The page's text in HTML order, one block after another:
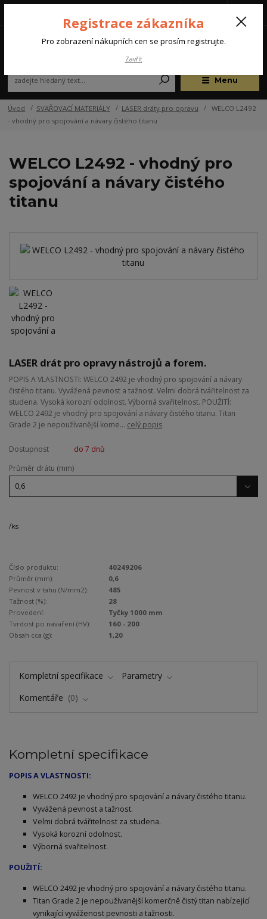
Menu
(Po-Pá, 07:00-15:30 hod.)
Úvod SVAŘOVACÍ MATERIÁLY LASER dráty pro opravu
WELCO L2492
- vhodný pro spojování a návary čistého titanu
WELCO L2492 - vhodný pro
spojování a návary čistého
titanu
LASER drát pro opravy nástrojů a forem.
POPIS A VLASTNOSTI: WELCO 2492 je vhodný pro spojování a návary
čistého titanu. Vyvážená pevnost a tažnost. Velmi dobrá tvářitelnost za
studena. Vysoká korozní odolnost. Výborná svařitelnost. POUŽITÍ:
WELCO 2492 je vhodný pro spojování a návary čistého titanu. Titan
Grade 2 je nepoužívanější kome... celý popis
Dostupnost
do 7 dnů
Průměr drátu (mm)
/ks
Číslo produktu:
40249206
Průměr (mm):
0,6
Pevnost v tahu (N/mm2):
485
Tažnost (%):
28
Provedení:
Tyčky 1000 mm
Tvrdost po navaření (HV):
160 - 200
Obsah cca (g):
1,20
Kompletní specifikace
Parametry
Komentáře
0
Kompletní specifikace
POPIS A VLASTNOSTI:
WELCO 2492 je vhodný pro spojování a návary čistého titanu.
Vyvážená pevnost a tažnost.
Velmi dobrá tvářitelnost za studena.
Vysoká korozní odolnost.
Výborná svařitelnost.
POUŽITÍ:
WELCO 2492 je vhodný pro spojování a návary čistého titanu.
Titan Grade 2 je nepoužívanější komerčně čistý titan nabízející
vynikající vyváženost pevnosti a tažnosti.
Registrace zákazníka
Pro zobrazení nákupních cen se prosím registrujte.
Zavřít